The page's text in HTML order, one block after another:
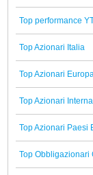
Top performance
Top Azionari Italia
Top Azionari
Top Azionari
Top Azionari Paesi
Top Obbligazionari